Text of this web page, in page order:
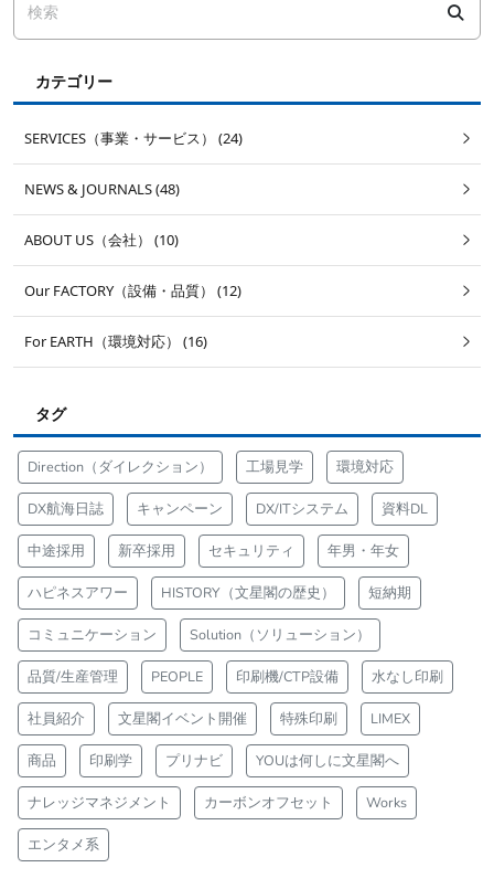
カテゴリー
SERVICES（事業・サービス） (24)
NEWS & JOURNALS (48)
ABOUT US（会社） (10)
Our FACTORY（設備・品質） (12)
For EARTH（環境対応） (16)
タグ
Direction（ダイレクション） 工場見学 環境対応
DX航海日誌 キャンペーン DX/ITシステム 資料DL
中途採用 新卒採用 セキュリティ 年男・年女
ハピネスアワー HISTORY（文星閣の歴史） 短納期
コミュニケーション Solution（ソリューション）
品質/生産管理 PEOPLE 印刷機/CTP設備 水なし印刷
社員紹介 文星閣イベント開催 特殊印刷 LIMEX
商品 印刷学 プリナビ YOUは何しに文星閣へ
ナレッジマネジメント カーボンオフセット Works
エンタメ系